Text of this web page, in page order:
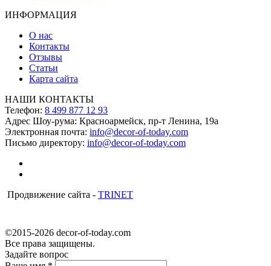
ИНФОРМАЦИЯ
О нас
Контакты
Отзывы
Статьи
Карта сайта
НАШИ КОНТАКТЫ
Телефон: 8 499 877 12 93
Адрес Шоу-рума: Красноармейск, пр-т Ленина, 19а
Электронная почта: info@decor-of-today.com
Письмо директору: info@decor-of-today.com
Продвижение сайта - TRINET
©2015-2026 decor-of-today.com
Все права защищены.
Задайте вопрос